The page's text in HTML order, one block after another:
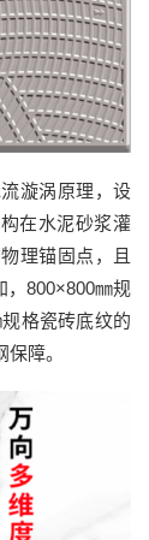
漩涡原理，设
在水泥砂浆灌
理锚固点 ，且
800×800㎜规
规格瓷砖底纹的
保障。